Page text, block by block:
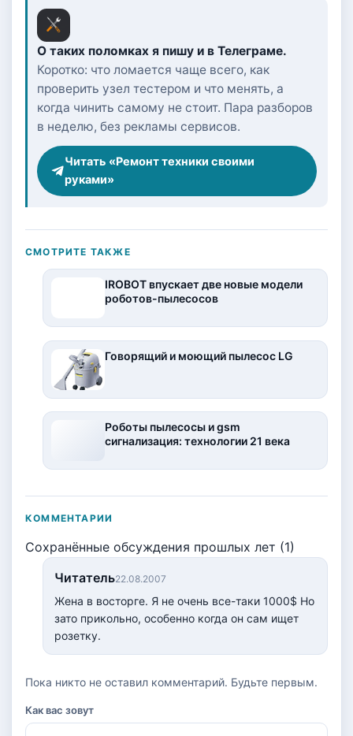
О таких поломках я пишу и в Телеграме.
Коротко: что ломается чаще всего, как
проверить узел тестером и что менять, а
когда чинить самому не стоит. Пара разборов
в неделю, без рекламы сервисов.
Читать «Ремонт техники своими
руками»
СМОТРИТЕ ТАКЖЕ
IROBOT впускает две новые модели
роботов-пылесосов
Говорящий и моющий пылесос LG
Роботы пылесосы и gsm
сигнализация: технологии 21 века
КОММЕНТАРИИ
Сохранённые обсуждения прошлых лет (1)
Читатель22.08.2007
Жена в восторге. Я не очень все-таки 1000$ Но
зато прикольно, особенно когда он сам ищет
розетку.
Пока никто не оставил комментарий. Будьте первым.
Как вас зовут